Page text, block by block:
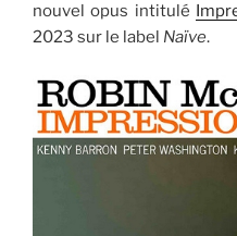
nouvel opus intitulé
2023 sur le label Naïve.